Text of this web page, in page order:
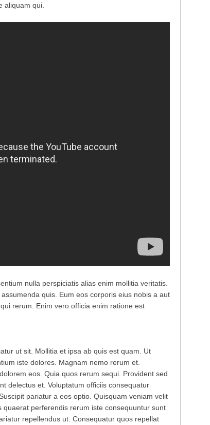
aliquam qui.
nulla perspiciatis alias enim mollitia veritatis.
quis. Eum eos corporis eius nobis a aut
rerum. Enim vero officia enim ratione est
ut sit. Mollitia et ipsa ab quis est quam. Ut
iste dolores. Magnam nemo rerum et.
eos. Quia quos rerum sequi. Provident sed
delectus et. Voluptatum officiis consequatur
pariatur a eos optio. Quisquam veniam velit
perferendis rerum iste consequuntur sunt
repellendus ut. Consequatur quos repellat